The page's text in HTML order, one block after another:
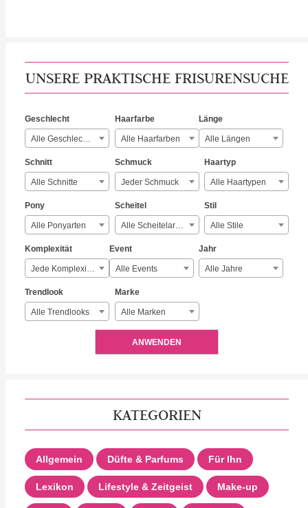
UNSERE PRAKTISCHE FRISURENSUCHE
Geschlecht
Alle Geschlechter
Haarfarbe
Alle Haarfarben
Länge
Alle Längen
Schnitt
Alle Schnitte
Schmuck
Jeder Schmuck
Haartyp
Alle Haartypen
Pony
Alle Ponyarten
Scheitel
Alle Scheitelarten
Stil
Alle Stile
Komplexität
Jede Komplexität
Event
Alle Events
Jahr
Alle Jahre
Trendlook
Alle Trendlooks
Marke
Alle Marken
ANWENDEN
KATEGORIEN
Allgemein Düfte & Parfums Für Ihn
Lexikon Lifestyle & Zeitgeist Make-up